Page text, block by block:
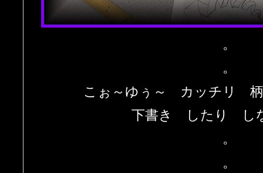
。
。
こぉ～ゆぅ～ カッチリ
下書き したり し
。
。